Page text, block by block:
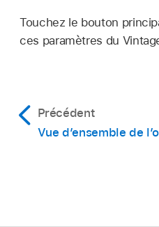
Touchez le bouton
ces paramètres du
Précédent
Vue d’ensemble de